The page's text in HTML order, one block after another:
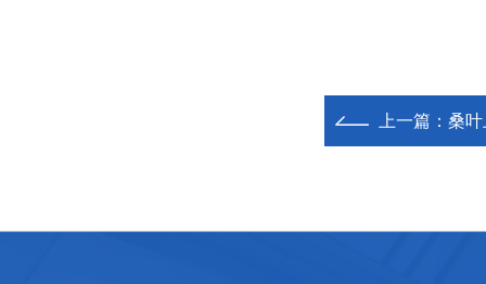
上一篇： 桑